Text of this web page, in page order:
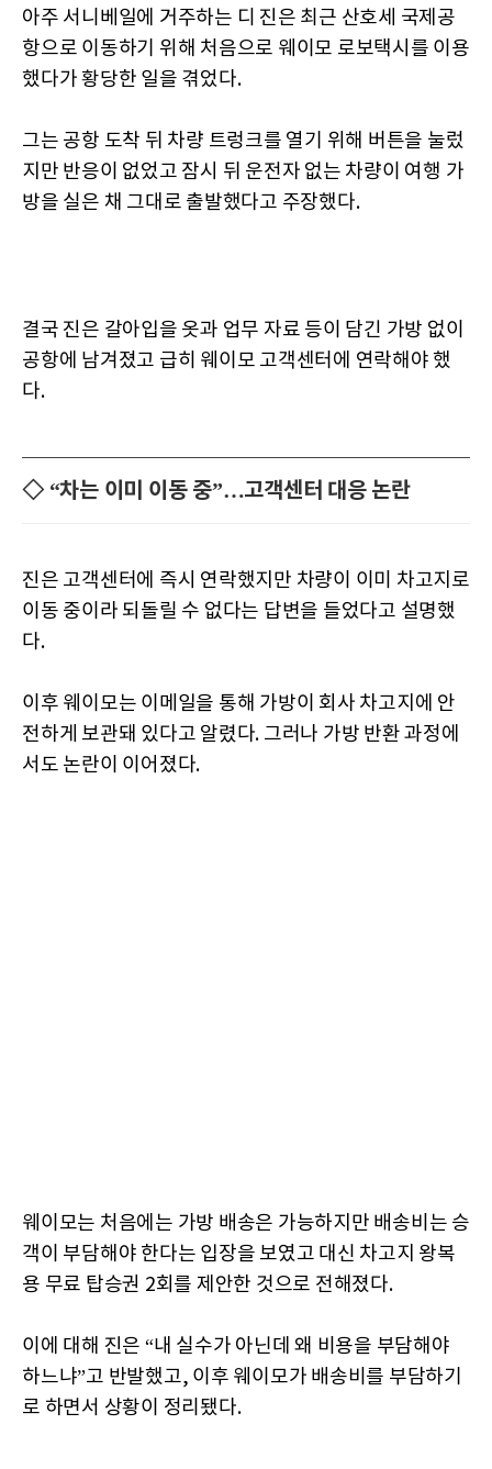
아주 서니베일에 거주하는 디 진은 최근 산호세 국제공
항으로 이동하기 위해 처음으로 웨이모 로보택시를 이용
했다가 황당한 일을 겪었다.
그는 공항 도착 뒤 차량 트렁크를 열기 위해 버튼을 눌렀
지만 반응이 없었고 잠시 뒤 운전자 없는 차량이 여행 가
방을 실은 채 그대로 출발했다고 주장했다.
결국 진은 갈아입을 옷과 업무 자료 등이 담긴 가방 없이
공항에 남겨졌고 급히 웨이모 고객센터에 연락해야 했
다.
◇ “차는 이미 이동 중”…고객센터 대응 논란
진은 고객센터에 즉시 연락했지만 차량이 이미 차고지로
이동 중이라 되돌릴 수 없다는 답변을 들었다고 설명했
다.
이후 웨이모는 이메일을 통해 가방이 회사 차고지에 안
전하게 보관돼 있다고 알렸다. 그러나 가방 반환 과정에
서도 논란이 이어졌다.
웨이모는 처음에는 가방 배송은 가능하지만 배송비는 승
객이 부담해야 한다는 입장을 보였고 대신 차고지 왕복
용 무료 탑승권 2회를 제안한 것으로 전해졌다.
이에 대해 진은 “내 실수가 아닌데 왜 비용을 부담해야
하느냐”고 반발했고, 이후 웨이모가 배송비를 부담하기
로 하면서 상황이 정리됐다.